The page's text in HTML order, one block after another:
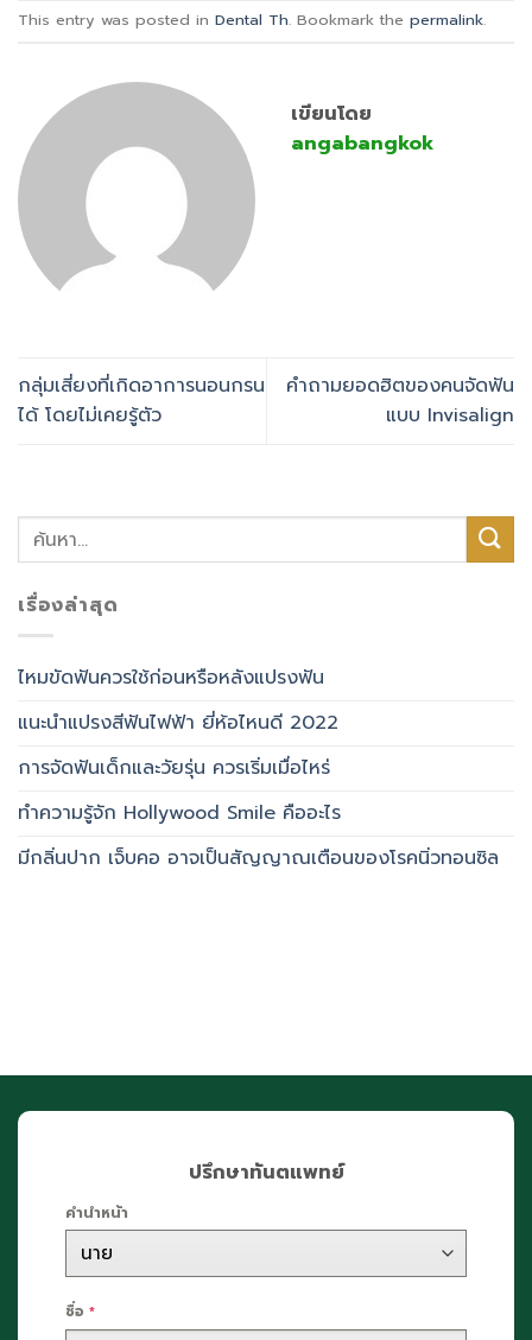
This entry was posted in Dental Th. Bookmark the permalink.
เขียนโดย
angabangkok
กลุ่มเสี่ยงที่เกิดอาการนอนกรน
ได้ โดยไม่เคยรู้ตัว
คำถามยอดฮิตของคนจัดฟัน
แบบ Invisalign
เรื่องล่าสุด
ไหมขัดฟันควรใช้ก่อนหรือหลังแปรงฟัน
แนะนำแปรงสีฟันไฟฟ้า ยี่ห้อไหนดี 2022
การจัดฟันเด็กและวัยรุ่น ควรเริ่มเมื่อไหร่
ทำความรู้จัก Hollywood Smile คืออะไร
มีกลิ่นปาก เจ็บคอ อาจเป็นสัญญาณเตือนของโรคนิ่วทอนซิล
ปรึกษาทันตแพทย์
คำนำหน้า
ชื่อ *